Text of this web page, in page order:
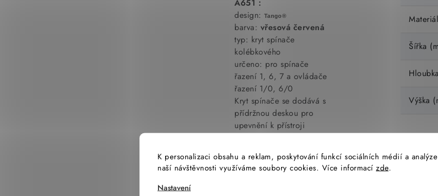
K personalizaci obsahu a reklam, poskytování funkcí sociálních médií a analýze
naší návštěvnosti využíváme soubory cookies. Více informací zde.
Nastavení
A651 :
design:
Tango®
barva: vřesová červená
typ: kryt spínače
kolébkového
určeno: pro spínače
řazení 1, 6, 7 a ovládače
řazení 1/0, 6/0
Kryt spínače se dodává s
přídržnou deskou pro
upevnění k přístroji
:
- množství přístrojů nejen
Materiál
Šířka
Výška